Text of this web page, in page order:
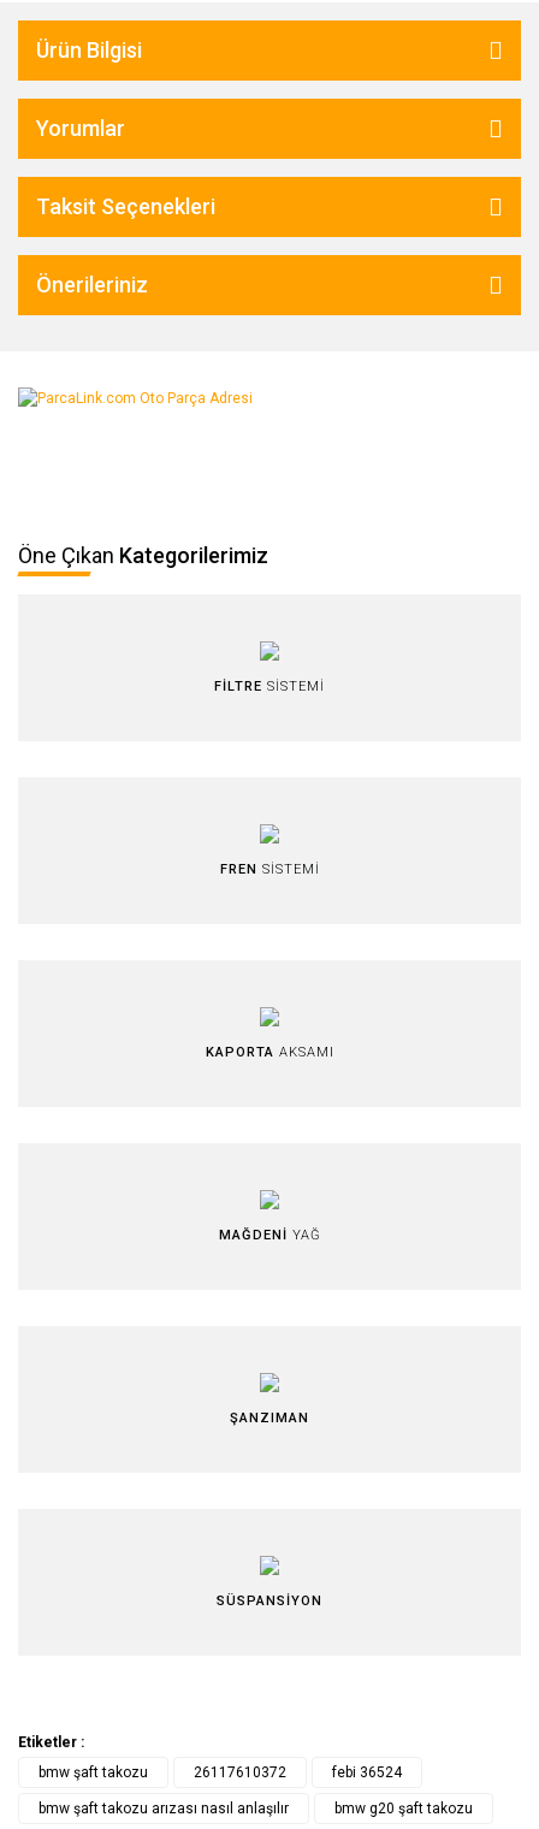
Ürün Bilgisi
Yorumlar
Taksit Seçenekleri
Önerileriniz
Öne Çıkan Kategorilerimiz
FİLTRE SİSTEMİ
FREN SİSTEMİ
KAPORTA AKSAMI
MAĞDENİ YAĞ
ŞANZIMAN
SÜSPANSİYON
Etiketler :
bmw şaft takozu
26117610372 febi 36524
bmw şaft takozu arızası nasıl anlaşılır bmw g20 şaft takozu